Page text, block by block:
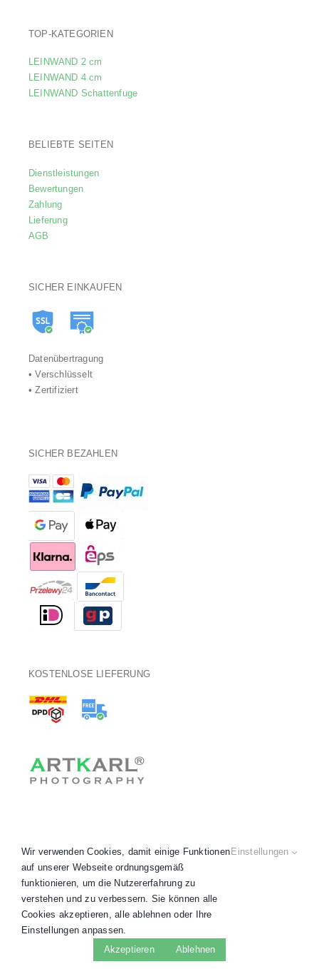
TOP-KATEGORIEN
LEINWAND 2 cm
LEINWAND 4 cm
LEINWAND Schattenfuge
BELIEBTE SEITEN
Dienstleistungen
Bewertungen
Zahlung
Lieferung
AGB
SICHER EINKAUFEN
Datenübertragung
• Verschlüsselt
• Zertifiziert
SICHER BEZAHLEN
KOSTENLOSE LIEFERUNG
Copyright 2020 - 2026 © ARTKARL® • AGB
Impressum•Widerruf • Alle Preise inkl. MwSt.
FacebookInstagram
LinkedInWhatsApp
Wir verwenden Cookies, damit einige Funktionen
auf unserer Webseite ordnungsgemäß
funktionieren, um die Nutzererfahrung zu
verstehen und zu verbessern. Sie können alle
Cookies akzeptieren, alle ablehnen oder Ihre
Einstellungen anpassen.
Einstellungen
Akzeptieren Ablehnen